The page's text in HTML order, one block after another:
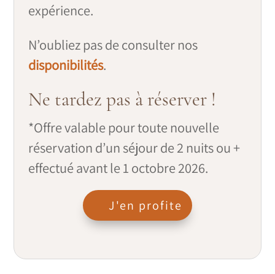
expérience.
N’oubliez pas de consulter nos
disponibilités.
Ne tardez pas à réserver !
*Offre valable pour toute nouvelle
réservation d’un séjour de 2 nuits ou +
effectué avant le 1 octobre 2026.
J'en profite